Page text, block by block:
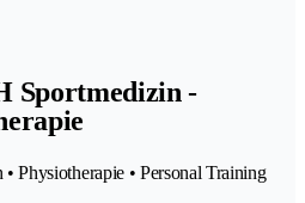
Sportmedizin -
Physiotherapie • Personal Training